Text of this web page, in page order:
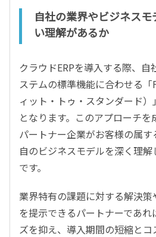
自社の業界やビジネス
い理解があるか
クラウドERPを導入する際、
ステムの標準機能に合わせる
ィット・トゥ・スタンダード
となります。このアプローチを
パートナー企業がお客様の属
自のビジネスモデルを深く理
です。
業界特有の課題に対する解決
を提示できるパートナーであ
ズを抑え、導入期間の短縮と